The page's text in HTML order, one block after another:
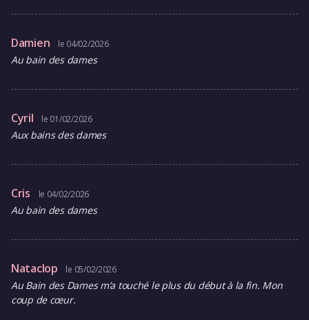
Damien le 04/02/2026
Au bain des dames
Cyril le 01/02/2026
Aux bains des dames
Cris le 04/02/2026
Au bain des dames
Nataclop le 05/02/2026
Au Bain des Dames m’a touché le plus du début à la fin. Mon
coup de cœur.